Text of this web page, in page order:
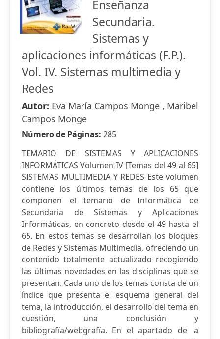
Enseñanza
Secundaria.
Sistemas y
aplicaciones informáticas (F.P.).
Vol. IV. Sistemas multimedia y
Redes
Autor: Eva María Campos Monge , Maribel
Campos Monge
Número de Páginas: 285
TEMARIO DE SISTEMAS Y APLICACIONES
INFORMÁTICAS Volumen IV [Temas del 49 al 65]
SISTEMAS MULTIMEDIA Y REDES Este volumen
contiene los últimos temas de los 65 que
componen el temario de Informática de
Secundaria de Sistemas y Aplicaciones
Informáticas, en concreto desde el 49 hasta el
65. En estos temas se desarrollan los bloques
de Redes y Sistemas Multimedia, ofreciendo un
contenido totalmente actualizado recogiendo
las últimas novedades en las disciplinas que se
presentan. Cada uno de los temas consta de un
índice que presenta el esquema general del
tema, la introducción, el desarrollo del tema en
cuestión, una conclusión y
bibliografía/webgrafía. En el apartado de la